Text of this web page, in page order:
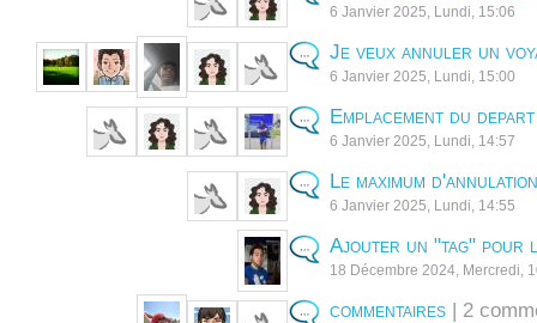
6 Janvier 2025, Lundi, 15:06
Je veux annuler un
6 Janvier 2025, Lundi, 15:00
Emplacement du depart
6 Janvier 2025, Lundi, 14:57
Le maximum
6 Janvier 2025, Lundi, 14:55
Ajouter un "tag" pour
18 Décembre 2024, Mercredi,
commentaires | 2